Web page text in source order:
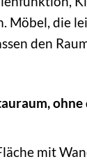
Möbel, die
den
ohne
mit